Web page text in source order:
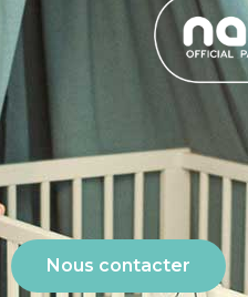
Nous contacter